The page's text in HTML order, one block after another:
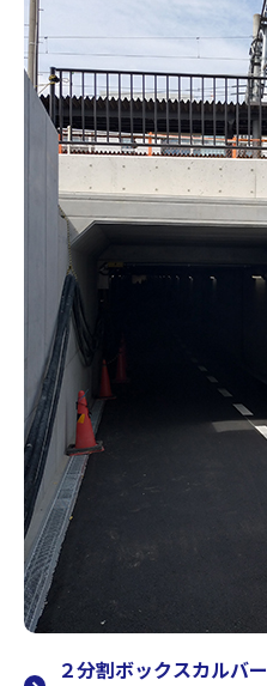
２分割ボックスカルバ